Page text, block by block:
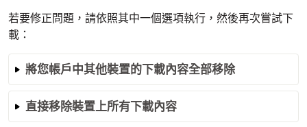
若要修正問題，請依照其中一個選項執行，然後再次嘗試下
載：
將您帳戶中其他裝置的下載內容全部移除
直接移除裝置上所有下載內容